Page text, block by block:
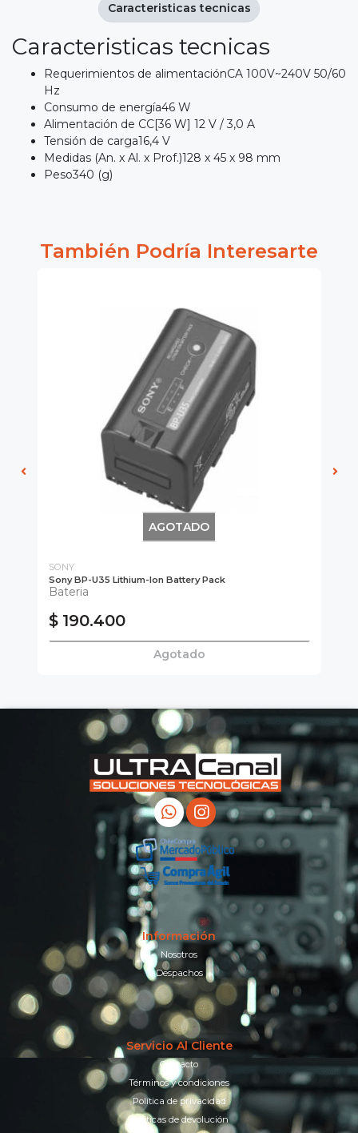
Caracteristicas tecnicas
Requerimientos de alimentaciónCA 100V~240V 50/60
Hz
Consumo de energía46 W
Alimentación de CC[36 W] 12 V / 3,0 A
Tensión de carga16,4 V
Medidas (An. x Al. x Prof.)128 x 45 x 98 mm
Peso340 (g)
Caracteristicas tecnicas
También Podría Interesarte
AGOTADO
SONY
Sony BP-U35 Lithium-Ion Battery Pack
Bateria
$ 190.400
Agotado
Información
Nosotros
Despachos
Servicio Al Cliente
Contacto
Términos y condiciones
Política de privacidad
Políticas de devolución